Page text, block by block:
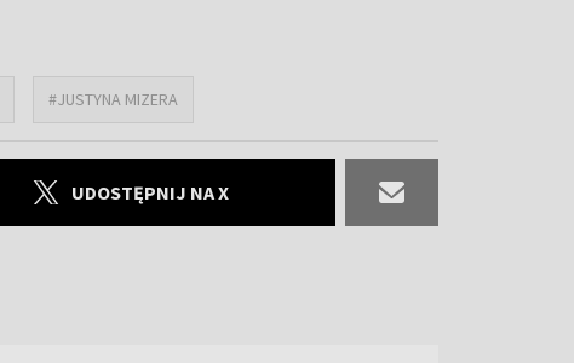
#JUSTYNA MIZERA
UDOSTĘPNIJ NA X